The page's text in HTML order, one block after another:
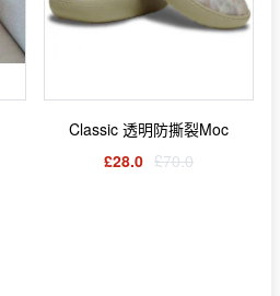
Classic 透明防撕裂Moc
£28.0 £70.0